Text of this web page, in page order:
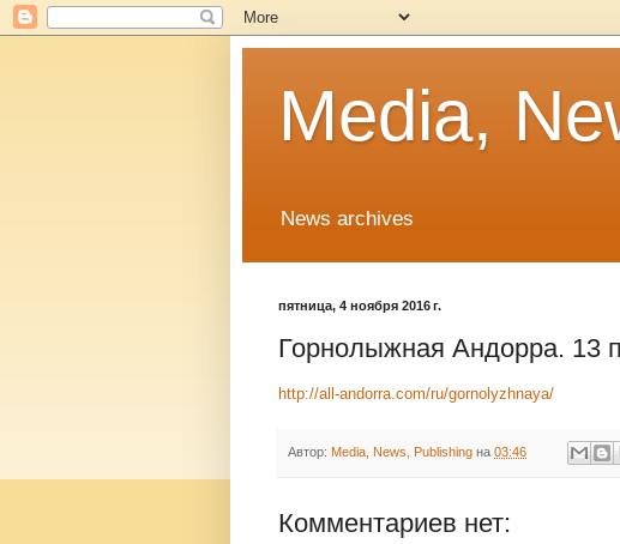
Media,
News archives
пятница, 4 ноября 2016 г.
Горнолыжная Андорра. 13
http://all-andorra.com/ru/gornolyzhnaya/
Автор: Media, News, Publishing на 03:46
Комментариев нет: